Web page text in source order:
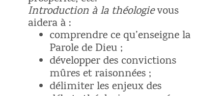
Introduction à la théologievous
aidera à :
comprendre ce qu’enseigne la
Parole de Dieu ;
développer des convictions
mûres et raisonnées ;
délimiter les enjeux des